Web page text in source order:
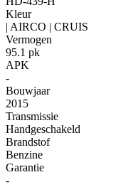
Kleur
| AIRCO | CRUIS
Vermogen
95.1 pk
APK
-
Bouwjaar
2015
Transmissie
Handgeschakeld
Brandstof
Benzine
Garantie
-